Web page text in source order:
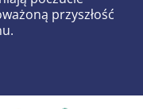
przyszłość